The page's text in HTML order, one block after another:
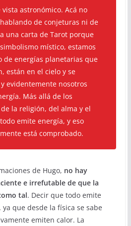
astronómico. Acá no
de conjeturas ni de
una carta de Tarot porque
místico, estamos
de energías planetarias que
están en el cielo y se
evidentemente nosotros
Más allá de los
la religión, del alma y el
emite energía, y eso
está comprobado.
de Hugo, no hay
e irrefutable de que la
tal. Decir que todo emite
que desde la física se sabe
emiten calor. La